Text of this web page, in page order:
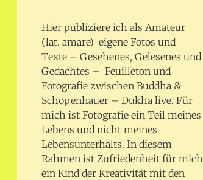
Hier publiziere ich als Amateur
(lat. amare) eigene Fotos und
Texte – Gesehenes, Gelesenes und
Gedachtes – Feuilleton und
Fotografie zwischen Buddha &
Schopenhauer – Dukha live. Für
mich ist Fotografie ein Teil meines
Lebens und nicht meines
Lebensunterhalts. In diesem
Rahmen ist Zufriedenheit für mich
ein Kind der Kreativität mit den